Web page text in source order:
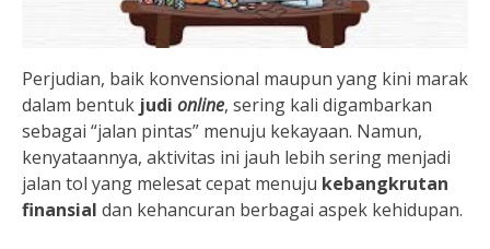
Perjudian, baik konvensional maupun yang kini marak
dalam bentuk judi online, sering kali digambarkan
sebagai “jalan pintas” menuju kekayaan. Namun,
kenyataannya, aktivitas ini jauh lebih sering menjadi
jalan tol yang melesat cepat menuju kebangkrutan
finansial dan kehancuran berbagai aspek kehidupan.